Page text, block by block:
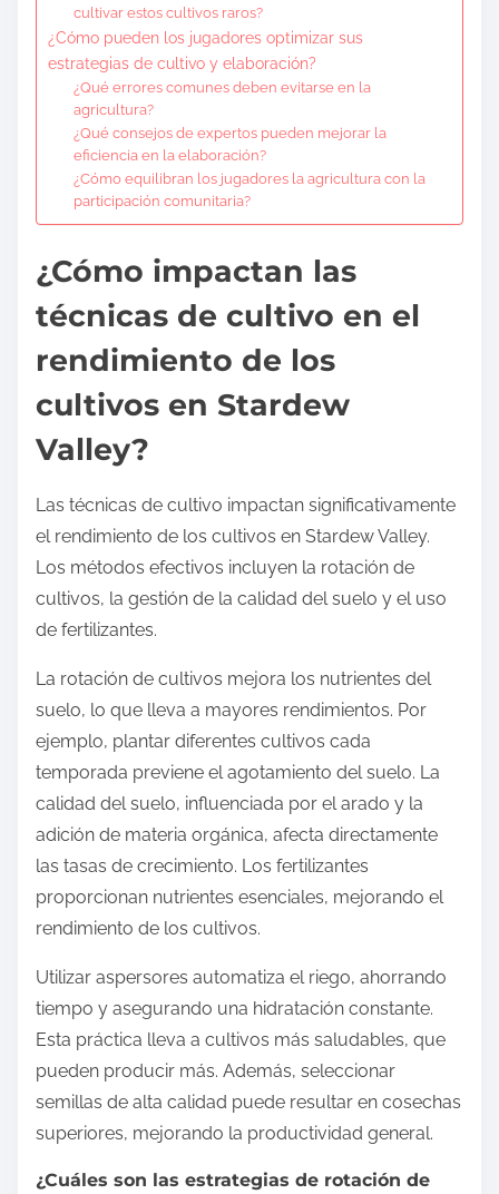
cultivar estos cultivos raros?
¿Cómo pueden los jugadores optimizar sus
estrategias de cultivo y elaboración?
¿Qué errores comunes deben evitarse en la
agricultura?
¿Qué consejos de expertos pueden mejorar la
eficiencia en la elaboración?
¿Cómo equilibran los jugadores la agricultura con la
participación comunitaria?
¿Cómo impactan las
técnicas de cultivo en el
rendimiento de los
cultivos en Stardew
Valley?
Las técnicas de cultivo impactan significativamente
el rendimiento de los cultivos en Stardew Valley.
Los métodos efectivos incluyen la rotación de
cultivos, la gestión de la calidad del suelo y el uso
de fertilizantes.
La rotación de cultivos mejora los nutrientes del
suelo, lo que lleva a mayores rendimientos. Por
ejemplo, plantar diferentes cultivos cada
temporada previene el agotamiento del suelo. La
calidad del suelo, influenciada por el arado y la
adición de materia orgánica, afecta directamente
las tasas de crecimiento. Los fertilizantes
proporcionan nutrientes esenciales, mejorando el
rendimiento de los cultivos.
Utilizar aspersores automatiza el riego, ahorrando
tiempo y asegurando una hidratación constante.
Esta práctica lleva a cultivos más saludables, que
pueden producir más. Además, seleccionar
semillas de alta calidad puede resultar en cosechas
superiores, mejorando la productividad general.
¿Cuáles son las estrategias de rotación de